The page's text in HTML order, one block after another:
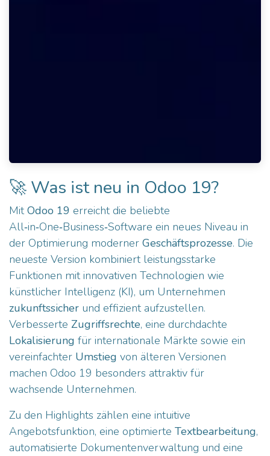
🚀 Was ist neu in Odoo 19?
MitOdoo 19 erreicht die beliebte
All‑in‑One‑Business‑Software ein neues Niveau in
der Optimierung moderner Geschäftsprozesse. Die
neueste Version kombiniert leistungsstarke
Funktionen mit innovativen Technologien wie
künstlicher Intelligenz (KI), um Unternehmen
zukunftssicher und effizient aufzustellen.
Verbesserte Zugriffsrechte, eine durchdachte
Lokalisierung für internationale Märkte sowie ein
vereinfachter Umstieg von älteren Versionen
machen Odoo 19 besonders attraktiv für
wachsende Unternehmen.
Zu den Highlights zählen eine intuitive
Angebotsfunktion, eine optimierte Textbearbeitung,
automatisierte Dokumentenverwaltung und eine